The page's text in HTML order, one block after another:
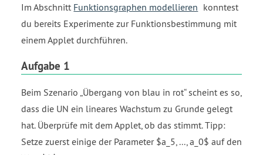
Im Abschnitt Funktionsgraphen modellieren konntest
du bereits Experimente zur Funktionsbestimmung mit
einem Applet durchführen.
Aufgabe 1
Beim Szenario „Übergang von blau in rot“ scheint es so,
dass die UN ein lineares Wachstum zu Grunde gelegt
hat. Überprüfe mit dem Applet, ob das stimmt. Tipp:
Setze zuerst einige der Parameter $a_5, ..., a_0$ auf den